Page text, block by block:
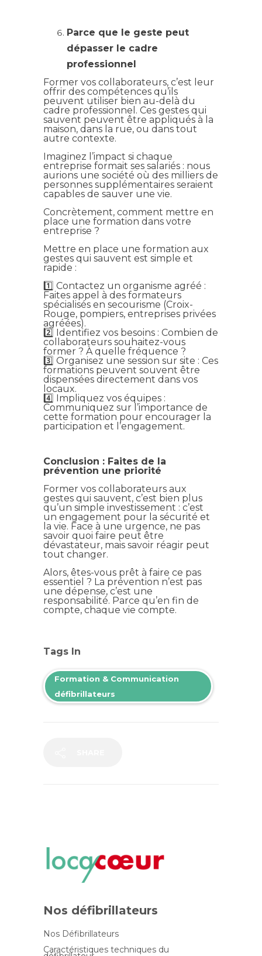
Parce que le geste peut
dépasser le cadre
professionnel
Former vos collaborateurs, c’est leur
offrir des compétences qu’ils
peuvent utiliser bien au-delà du
cadre professionnel. Ces gestes qui
sauvent peuvent être appliqués à la
maison, dans la rue, ou dans tout
autre contexte.
Imaginez l’impact si chaque
entreprise formait ses salariés : nous
aurions une société où des milliers de
personnes supplémentaires seraient
capables de sauver une vie.
Concrètement, comment mettre en
place une formation dans votre
entreprise ?
Mettre en place une formation aux
gestes qui sauvent est simple et
rapide :
1️⃣ Contactez un organisme agréé :
Faites appel à des formateurs
spécialisés en secourisme (Croix-
Rouge, pompiers, entreprises privées
agréées).
2️⃣ Identifiez vos besoins : Combien de
collaborateurs souhaitez-vous
former ? À quelle fréquence ?
3️⃣ Organisez une session sur site : Ces
formations peuvent souvent être
dispensées directement dans vos
locaux.
4️⃣ Impliquez vos équipes :
Communiquez sur l’importance de
cette formation pour encourager la
participation et l’engagement.
Conclusion : Faites de la
prévention une priorité
Former vos collaborateurs aux
gestes qui sauvent, c’est bien plus
qu’un simple investissement : c’est
un engagement pour la sécurité et
la vie. Face à une urgence, ne pas
savoir quoi faire peut être
dévastateur, mais savoir réagir peut
tout changer.
Alors, êtes-vous prêt à faire ce pas
essentiel ? La prévention n’est pas
une dépense, c’est une
responsabilité. Parce qu’en fin de
compte, chaque vie compte.
Tags In
Formation & Communication
défibrillateurs
Nos défibrillateurs
Nos Défibrillateurs
Caractéristiques techniques du